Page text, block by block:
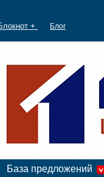
+ Блог
База предложений